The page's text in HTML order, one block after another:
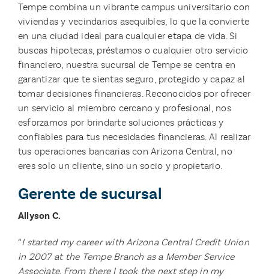
Tempe combina un vibrante campus universitario con
viviendas y vecindarios asequibles, lo que la convierte
en una ciudad ideal para cualquier etapa de vida. Si
buscas hipotecas, préstamos o cualquier otro servicio
financiero, nuestra sucursal de Tempe se centra en
garantizar que te sientas seguro, protegido y capaz al
tomar decisiones financieras. Reconocidos por ofrecer
un servicio al miembro cercano y profesional, nos
esforzamos por brindarte soluciones prácticas y
confiables para tus necesidades financieras. Al realizar
tus operaciones bancarias con Arizona Central, no
eres solo un cliente, sino un socio y propietario.
Gerente de sucursal
Allyson C.
“I started my career with Arizona Central Credit Union
in 2007 at the Tempe Branch as a Member Service
Associate. From there I took the next step in my